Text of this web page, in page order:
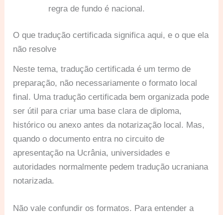
regra de fundo é nacional.
O que tradução certificada significa aqui, e o que ela
não resolve
Neste tema, tradução certificada é um termo de
preparação, não necessariamente o formato local
final. Uma tradução certificada bem organizada pode
ser útil para criar uma base clara de diploma,
histórico ou anexo antes da notarização local. Mas,
quando o documento entra no circuito de
apresentação na Ucrânia, universidades e
autoridades normalmente pedem tradução ucraniana
notarizada.
Não vale confundir os formatos. Para entender a